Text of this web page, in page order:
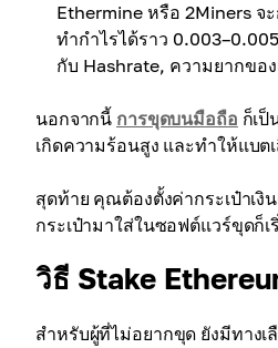
Ethermine หรือ 2Miners
ทำกำไรได้ราว
กับ Hashrate, ความยากขอ
นอกจากนี้ การขุดบนมือถือ ก็เ
เกิดความร้อนสูง และทำให้แบต
สุดท้าย คุณต้องตั้งค่ากระเป๋าเงิ
กระเป๋ามาใส่ในซอฟต์แวร์ขุดก็เ
วิธี Stake
สำหรับผู้ที่ไม่อยากขุด ยังมีทาง